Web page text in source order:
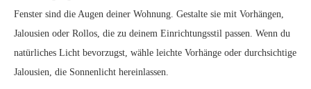
Fenster sind die Augen deiner Wohnung. Gestalte sie mit Vorhängen,
Jalousien oder Rollos, die zu deinem Einrichtungsstil passen. Wenn du
natürliches Licht bevorzugst, wähle leichte Vorhänge oder durchsichtige
Jalousien, die Sonnenlicht hereinlassen.